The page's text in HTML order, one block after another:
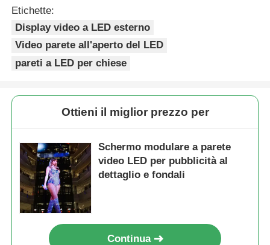
Etichette:
Display video a LED esterno
Video parete all'aperto del LED
pareti a LED per chiese
Ottieni il miglior prezzo per
Schermo modulare a parete
video LED per pubblicità al
dettaglio e fondali
Continua